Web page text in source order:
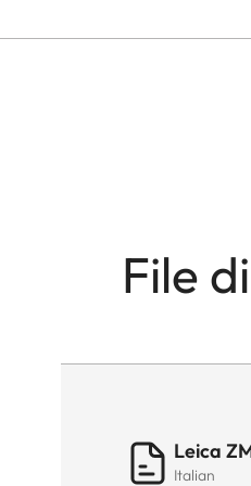
File
Leica
Italian